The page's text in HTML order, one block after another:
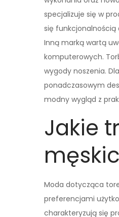
specjalizuje się w
się
Inną marką wartą
komputerowych.
wygody noszenia.
ponadczasowym
modny wygląd z
Jakie
Moda dotycząca
preferencjami
charakteryzują się